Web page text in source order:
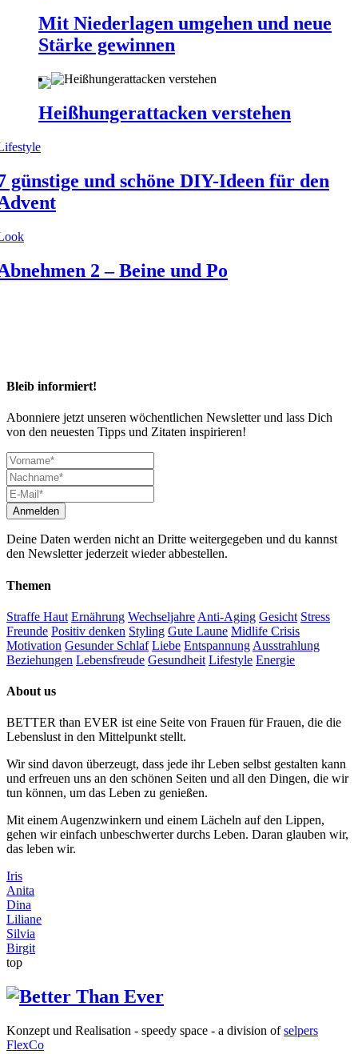
Mit Niederlagen umgehen und neue
Stärke gewinnen
Heißhungerattacken verstehen
günstige und schöne DIY-Ideen für den
2 – Beine und Po
Bleib informiert!
Abonniere jetzt unseren wöchentlichen Newsletter und lass Dich
von den neuesten Tipps und Zitaten inspirieren!
Deine Daten werden nicht an Dritte weitergegeben und du kannst
den Newsletter jederzeit wieder abbestellen.
Themen
Straffe Haut Ernährung Wechseljahre Anti-Aging Gesicht Stress
Freunde Positiv denken Styling Gute Laune Midlife Crisis
Motivation Gesunder Schlaf Liebe Entspannung Ausstrahlung
Beziehungen Lebensfreude Gesundheit Lifestyle Energie
About us
BETTER than EVER ist eine Seite von Frauen für Frauen, die die
Lebenslust in den Mittelpunkt stellt.
Wir sind davon überzeugt, dass jede ihr Leben selbst gestalten kann
und erfreuen uns an den schönen Seiten und all den Dingen, die wir
tun können, um das Leben zu genießen.
Mit einem Augenzwinkern und einem Lächeln auf den Lippen,
gehen wir einfach unbeschwerter durchs Leben. Daran glauben wir,
das leben wir.
Iris
Anita
Dina
Liliane
Silvia
Birgit
top
Konzept und Realisation - speedy space - a division ofselpers
FlexCo